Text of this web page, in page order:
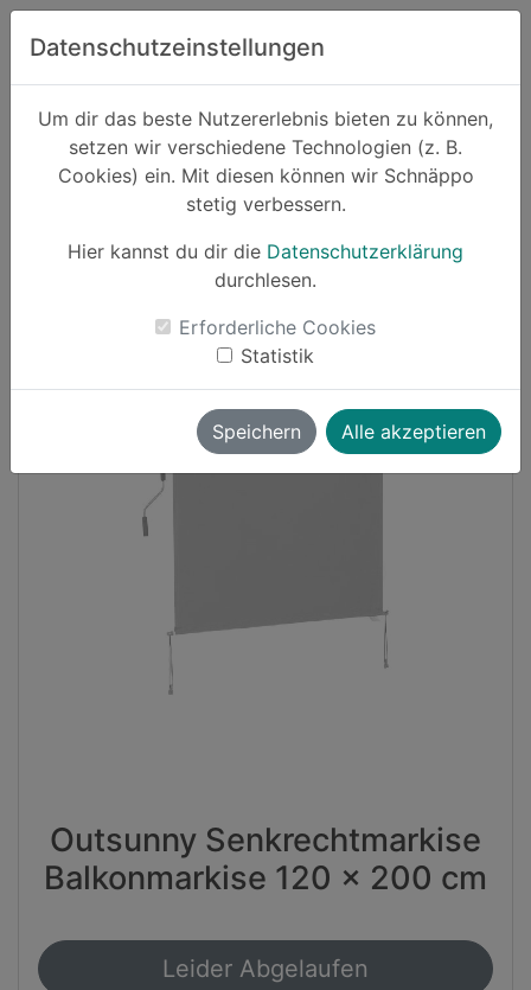
Zum Hauptinhalt springen
Datenschutzeinstellungen
Um dir das beste Nutzererlebnis bieten zu können,
setzen wir verschiedene Technologien (z. B.
Cookies) ein. Mit diesen können wir Schnäppo
stetig verbessern.
Hier kannst du dir die Datenschutzerklärung
durchlesen.
Erforderliche Cookies
Statistik
Speichern Alle akzeptieren
Suchen
Schnäppchen Haushalt und Garten
Cashback
Outsunny Senkrechtmarkise
Balkonmarkise 120 x 200 cm
Leider Abgelaufen